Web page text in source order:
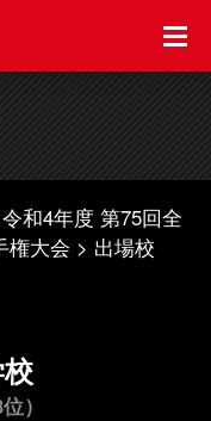
和4年度 第75回全
権大会
出場校
）